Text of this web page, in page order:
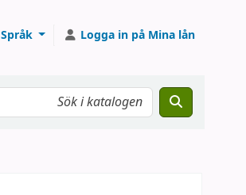
Språk Logga in på Mina lån